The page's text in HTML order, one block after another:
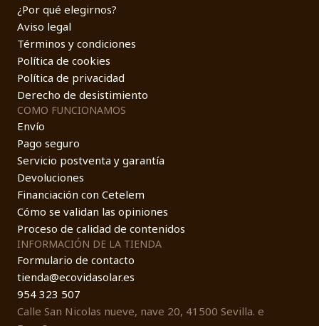
¿Por qué elegirnos?
Aviso legal
Términos y condiciones
Política de cookies
Política de privacidad
Derecho de desistimiento
COMO FUNCIONAMOS
Envío
Pago seguro
Servicio postventa y garantía
Devoluciones
Financiación con Cetelem
Cómo se validan las opiniones
Proceso de calidad de contenidos
INFORMACIÓN DE LA TIENDA
Formulario de contacto
tienda@ecovidasolar.es
954 323 507
Calle San Nicolas nueve, nave 20, 41500 Sevilla. e